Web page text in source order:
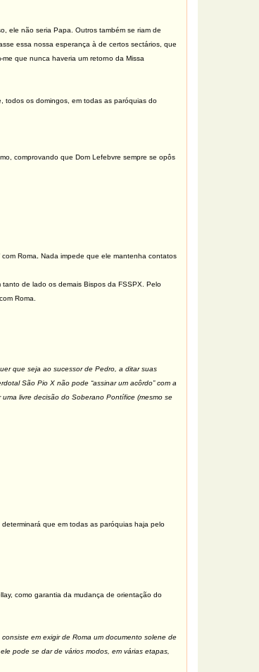
ele não seria Papa. Outros também se riam de
essa nossa esperança à de certos sectários, que
que nunca haveria um retorno da Missa
todos os domingos, em todas as paróquias do
comprovando que Dom Lefebvre sempre se opôs
com Roma
Nada impede que ele mantenha contatos
de lado os demais Bispos da FSSPX. Pelo
Roma.
que seja ao sucessor de Pedro, a ditar suas
São Pio X não pode “assinar um acôrdo” com a
livre decisão do Soberano Pontífice (mesmo se
que em todas as paróquias haja pelo
como garantia da mudança de orientação do
em exigir de Roma um documento solene de
pode se dar de vários modos, em várias etapas,